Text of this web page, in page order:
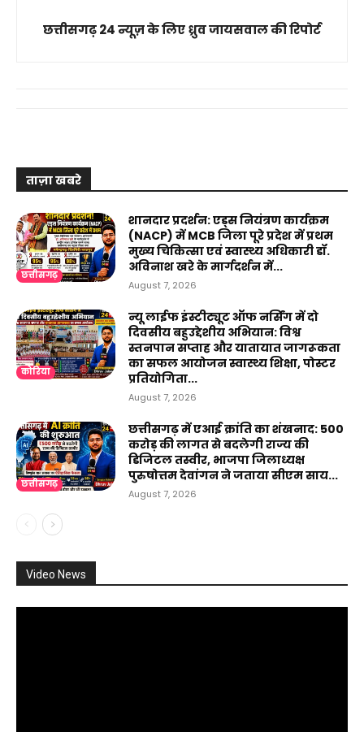
छत्तीसगढ़ 24 न्यूज़ के लिए ध्रुव जायसवाल की रिपोर्ट
ताज़ा खबरे
छत्तीसगढ़
शानदार प्रदर्शन: एड्स नियंत्रण कार्यक्रम
(NACP) में MCB जिला पूरे प्रदेश में प्रथम
मुख्य चिकित्सा एवं स्वास्थ्य अधिकारी डॉ.
अविनाश खरे के मार्गदर्शन में...
August 7, 2026
कोरिया
न्यू लाईफ इंस्टीट्यूट ऑफ नर्सिंग में दो
दिवसीय बहुउद्देशीय अभियान: विश्व
स्तनपान सप्ताह और यातायात जागरूकता
का सफल आयोजन स्वास्थ्य शिक्षा, पोस्टर
प्रतियोगिता...
August 7, 2026
छत्तीसगढ़
छत्तीसगढ़ में एआई क्रांति का शंखनाद: 500
करोड़ की लागत से बदलेगी राज्य की
डिजिटल तस्वीर, भाजपा जिलाध्यक्ष
पुरुषोत्तम देवांगन ने जताया सीएम साय...
August 7, 2026
Video News